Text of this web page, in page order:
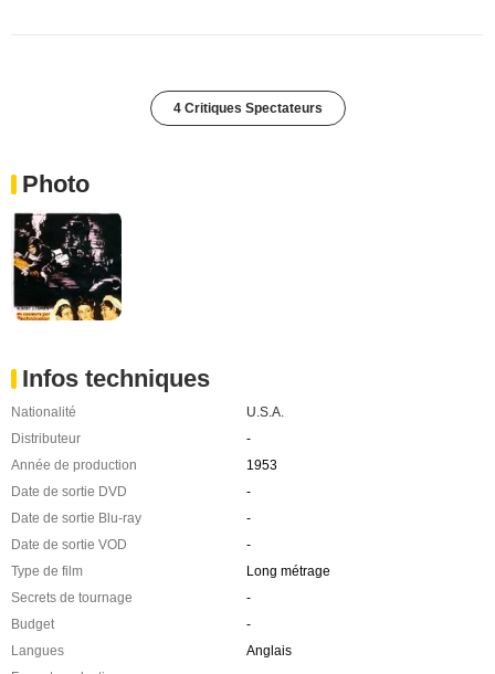
4 Critiques Spectateurs
Photo
Infos techniques
Nationalité
U.S.A.
Distributeur
-
Année de production
1953
Date de sortie DVD
-
Date de sortie Blu-ray
-
Date de sortie VOD
-
Type de film
Long métrage
Secrets de tournage
-
Budget
-
Langues
Anglais